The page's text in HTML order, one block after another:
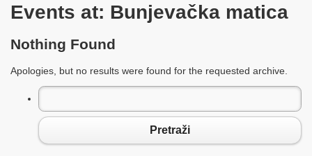
Events at: Bunjevačka matica
Nothing Found
Apologies, but no results were found for the requested archive.
Pretraga
za:
Pretraži